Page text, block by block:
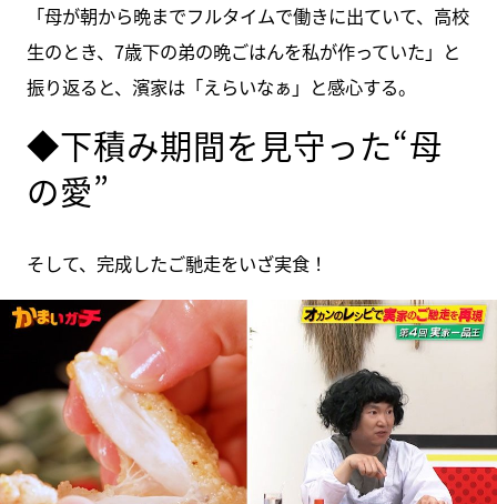
「母が朝から晩までフルタイムで働きに出ていて、高校
生のとき、7歳下の弟の晩ごはんを私が作っていた」と
振り返ると、濱家は「えらいなぁ」と感心する。
◆下積み期間を見守った“母
の愛”
そして、完成したご馳走をいざ実食！